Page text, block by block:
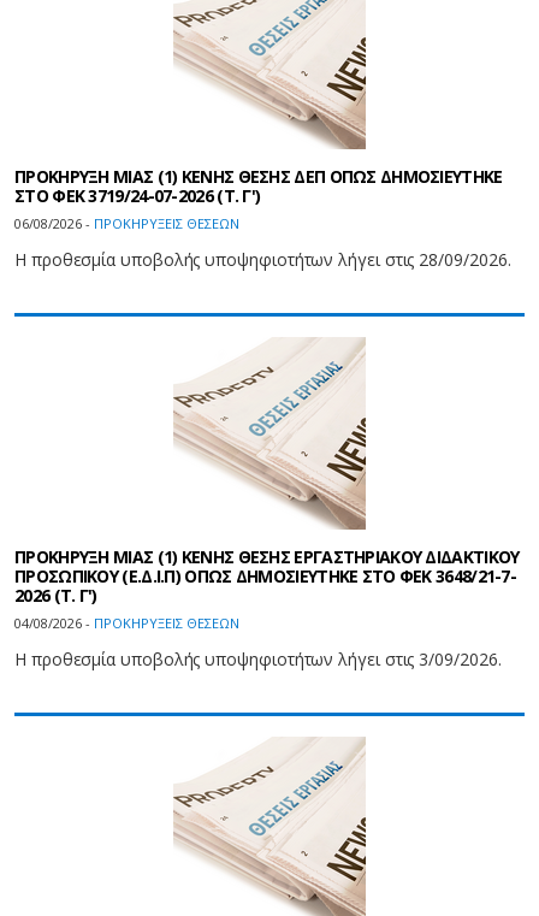
ΠΡΟΚΗΡΥΞΗ ΜΙΑΣ (1) ΚΕΝΗΣ ΘΕΣΗΣ ΔΕΠ ΟΠΩΣ ΔΗΜΟΣΙΕΥΤΗΚΕ
ΣΤΟ ΦEK 3719/24-07-2026 (Τ. Γ')
06/08/2026 - ΠΡΟΚΗΡΥΞΕΙΣ ΘΕΣΕΩΝ
Η προθεσμία υποβολής υποψηφιοτήτων λήγει στις 28/09/2026.
ΠΡΟΚΗΡΥΞΗ ΜΙΑΣ (1) ΚΕΝΗΣ ΘΕΣΗΣ ΕΡΓΑΣΤΗΡΙΑΚΟΥ ΔΙΔΑΚΤΙΚΟΥ
ΠΡΟΣΩΠΙΚΟΥ (Ε.Δ.Ι.Π) ΟΠΩΣ ΔΗΜΟΣΙΕΥΤΗΚΕ ΣΤΟ ΦEK 3648/21-7-
2026 (Τ. Γ')
04/08/2026 - ΠΡΟΚΗΡΥΞΕΙΣ ΘΕΣΕΩΝ
Η προθεσμία υποβολής υποψηφιοτήτων λήγει στις 3/09/2026.